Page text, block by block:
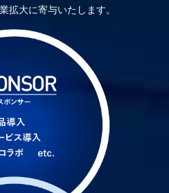
拡大に寄与いたします。